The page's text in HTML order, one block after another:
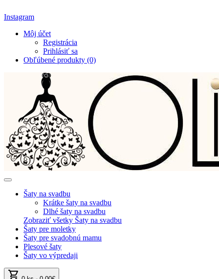
Instagram
Môj účet
Registrácia
Prihlásiť sa
Obľúbené produkty (0)
Šaty na svadbu
Krátke šaty na svadbu
Dlhé šaty na svadbu
Zobraziť všetky Šaty na svadbu
Šaty pre moletky
Šaty pre svadobnú mamu
Plesové šaty
Šaty vo výpredaji
shopping_cart